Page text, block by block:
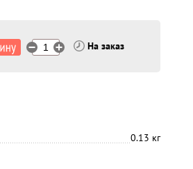
На заказ
0.13 кг